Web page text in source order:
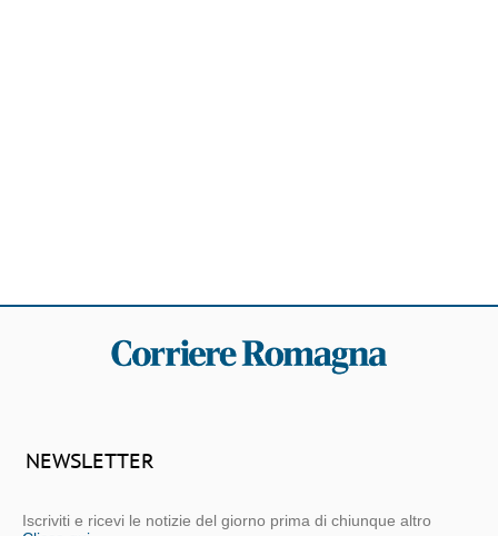
NEWSLETTER
Iscriviti e ricevi le notizie del giorno prima di chiunque altro